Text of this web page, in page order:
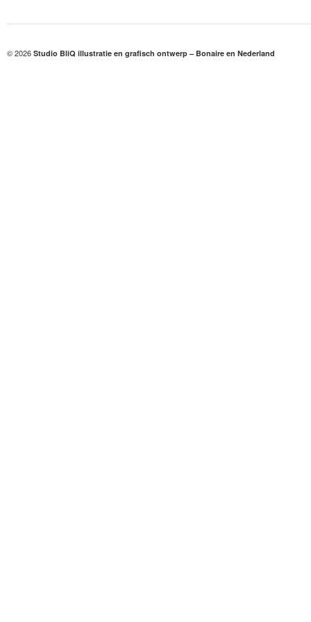
© 2026 Studio BliQ illustratie en grafisch ontwerp – Bonaire en Nederland